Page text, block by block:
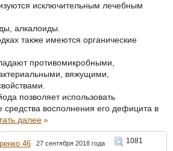
исключительным лечебным
алкалоиды.
также имеются органические
противомикробными,
вяжущими,
позволяет использовать
средства восполнения его дефицита в
далее»
46 27 сентября 2018 года
1081